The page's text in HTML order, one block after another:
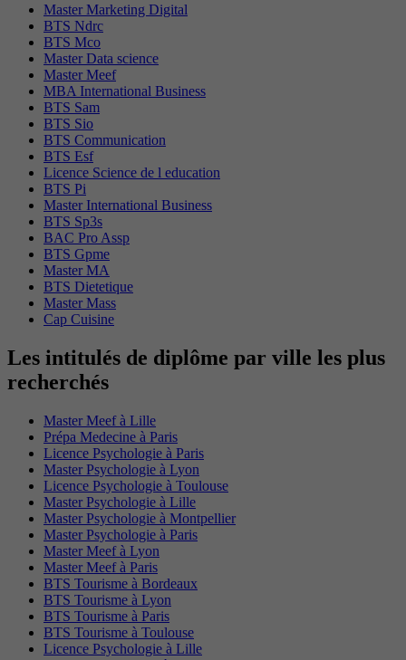
Master Marketing Digital
BTS Ndrc
BTS Mco
Master Data science
Master Meef
MBA International Business
BTS Sam
BTS Sio
BTS Communication
BTS Esf
Licence Science de l education
BTS Pi
Master International Business
BTS Sp3s
BAC Pro Assp
BTS Gpme
Master MA
BTS Dietetique
Master Mass
Cap Cuisine
Les intitulés de diplôme par ville les plus
recherchés
Master Meef à Lille
Prépa Medecine à Paris
Licence Psychologie à Paris
Master Psychologie à Lyon
Licence Psychologie à Toulouse
Master Psychologie à Lille
Master Psychologie à Montpellier
Master Psychologie à Paris
Master Meef à Lyon
Master Meef à Paris
BTS Tourisme à Bordeaux
BTS Tourisme à Lyon
BTS Tourisme à Paris
BTS Tourisme à Toulouse
Licence Psychologie à Lille